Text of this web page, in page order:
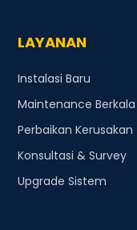
LAYANAN
Instalasi Baru
Maintenance Berkala
Perbaikan Kerusakan
Konsultasi & Survey
Upgrade Sistem